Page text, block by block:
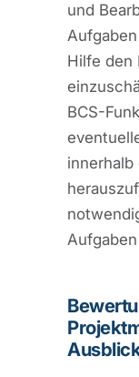
und
Hilfe den
BCS-
innerhalb